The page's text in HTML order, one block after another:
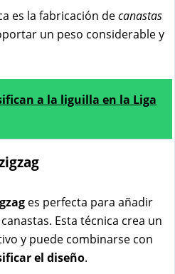
es la fabricación decanastas
un peso considerable y
a la liguilla en la Liga
es perfecta para añadir
Esta técnica crea un
y puede combinarse con
el diseño.